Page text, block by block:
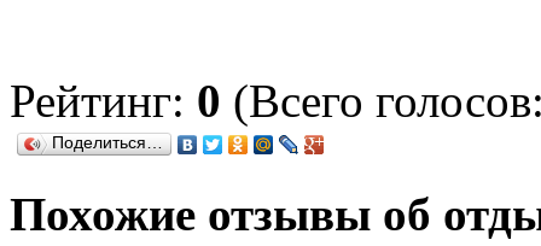
Рейтинг: 0 (Всего
Поделиться…
Похожие отзывы об